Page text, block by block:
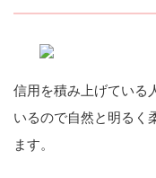
信用を積み上げている
いるので自然と明るく
ます。